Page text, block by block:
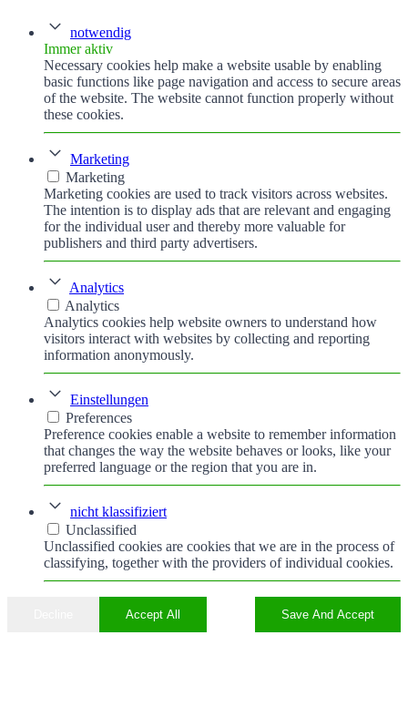
notwendig
Immer aktiv
Necessary cookies help make a website usable by enabling
basic functions like page navigation and access to secure areas
of the website. The website cannot function properly without
these cookies.
Marketing
Marketing
Marketing cookies are used to track visitors across websites.
The intention is to display ads that are relevant and engaging
for the individual user and thereby more valuable for
publishers and third party advertisers.
Analytics
Analytics
Analytics cookies help website owners to understand how
visitors interact with websites by collecting and reporting
information anonymously.
Einstellungen
Preferences
Preference cookies enable a website to remember information
that changes the way the website behaves or looks, like your
preferred language or the region that you are in.
nicht klassifiziert
Unclassified
Unclassified cookies are cookies that we are in the process of
classifying, together with the providers of individual cookies.
Accept All Save And Accept